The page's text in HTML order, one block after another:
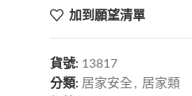
加到願望清單
貨號: 13817
分類: 居家安全 , 居家類